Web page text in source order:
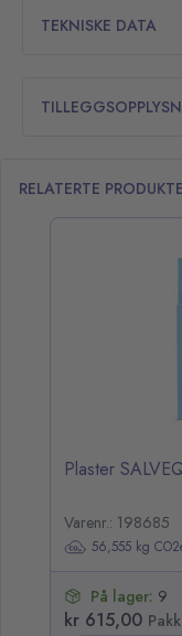
TEKNISKE DATA
RELATERTE
Plaster
Varenr.: 198685
56,555 kg
På lager: 9
kr 615,00